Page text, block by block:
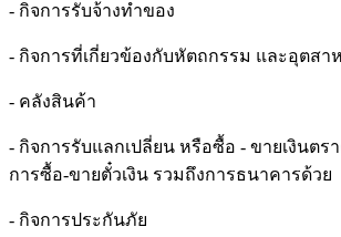
- กิจการรับจ้างทำของ
- กิจการที่เกี่ยวข้องกับหัตถกรรม และอุตสา
- คลังสินค้า
- กิจการรับแลกเปลี่ยน หรือซื้อ - ขายเงินตร
การซื้อ-ขายตั๋วเงิน รวมถึงการธนาคารด้วย
- กิจการประกันภัย